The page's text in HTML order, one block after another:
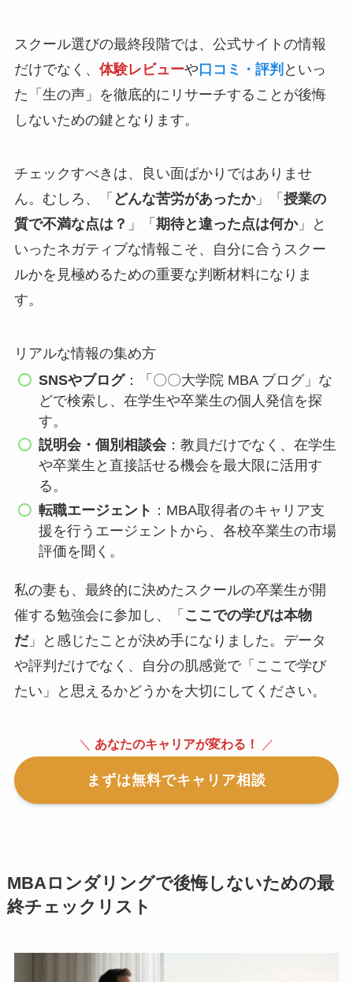
スクール選びの最終段階では、公式サイトの情報
だけでなく、 体験レビューや 口コミ・評判 といっ
た「生の声」を徹底的にリサーチすることが後悔
しないための鍵となります。
チェックすべきは、良い面ばかりではありませ
ん。むしろ、「 どんな苦労があったか」「 授業の
質で不満な点は？ 」「 期待と違った点は何か」と
いったネガティブな情報こそ、自分に合うスクー
ルかを見極めるための重要な判断材料になりま
す。
リアルな情報の集め方
SNSやブログ：「〇〇大学院 MBA ブログ」な
どで検索し、在学生や卒業生の個人発信を探
す。
説明会・個別相談会：教員だけでなく、在学生
や卒業生と直接話せる機会を最大限に活用す
る。
転職エージェント ：MBA取得者のキャリア支
援を行うエージェントから、各校卒業生の市場
評価を聞く。
私の妻も、最終的に決めたスクールの卒業生が開
催する勉強会に参加し、「 ここでの学びは本物
だ」と感じたことが決め手になりました。データ
や評判だけでなく、自分の肌感覚で「ここで学び
たい」と思えるかどうかを大切にしてください。
＼ あなたのキャリアが変わる！ ／
まずは無料でキャリア相談
MBAロンダリングで後悔しないための最
終チェックリスト